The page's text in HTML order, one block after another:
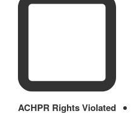
ACHPR Rights Violated